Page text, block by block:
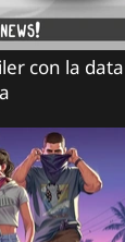
con la